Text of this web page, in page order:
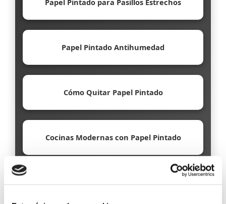
Papel Pintado para Pasillos Estrechos
Papel Pintado Antihumedad
Cómo Quitar Papel Pintado
Cocinas Modernas con Papel Pintado
Papel Pintado Ecológico